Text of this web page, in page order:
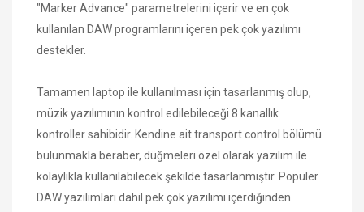
"Marker Advance" parametrelerini içerir ve en çok
kullanılan DAW programlarını içeren pek çok yazılımı
destekler.
Tamamen laptop ile kullanılması için tasarlanmış olup,
müzik yazılımının kontrol edilebileceği 8 kanallık
kontroller sahibidir. Kendine ait transport control bölümü
bulunmakla beraber, düğmeleri özel olarak yazılım ile
kolaylıkla kullanılabilecek şekilde tasarlanmıştır. Popüler
DAW yazılımları dahil pek çok yazılımı içerdiğinden